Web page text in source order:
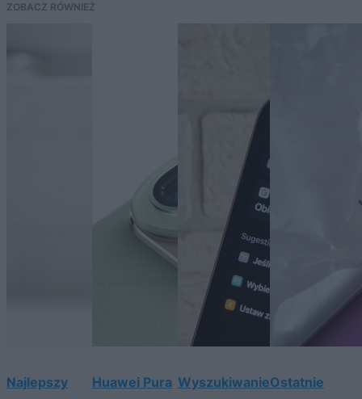
ZOBACZ RÓWNIEŻ
Najlepszy Huawei Pura WyszukiwanieOstatnie